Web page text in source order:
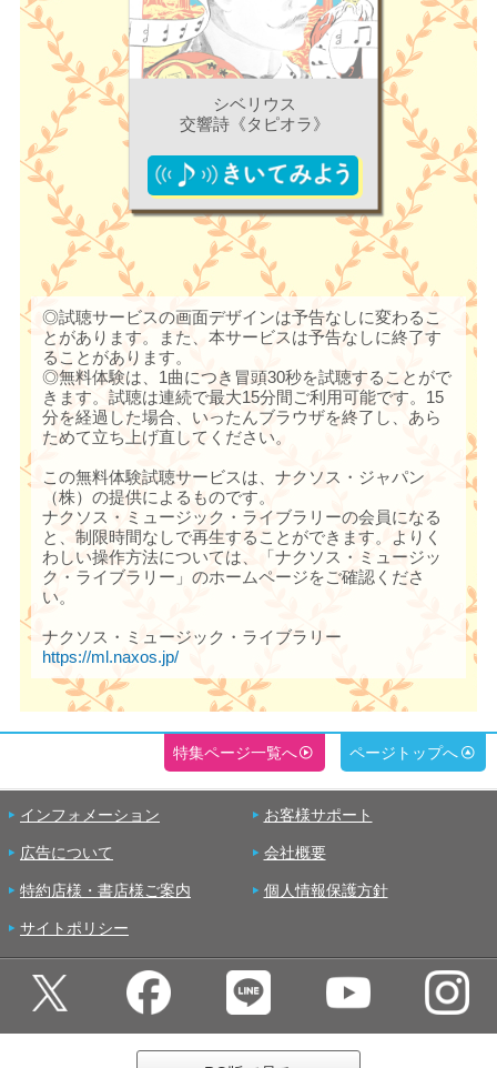
シベリウス
交響詩《タピオラ》
◎試聴サービスの画面デザインは予告なしに変わるこ
とがあります。また、本サービスは予告なしに終了す
ることがあります。
◎無料体験は、1曲につき冒頭30秒を試聴することがで
きます。試聴は連続で最大15分間ご利用可能です。15
分を経過した場合、いったんブラウザを終了し、あら
ためて立ち上げ直してください。
この無料体験試聴サービスは、ナクソス・ジャパン
（株）の提供によるものです。
ナクソス・ミュージック・ライブラリーの会員になる
と、制限時間なしで再生することができます。よりく
わしい操作方法については、「ナクソス・ミュージッ
ク・ライブラリー」のホームページをご確認くださ
い。
ナクソス・ミュージック・ライブラリー
https://ml.naxos.jp/
特集ページ一覧へ ページトップへ
インフォメーション お客様サポート
広告について 会社概要
特約店様・書店様ご案内 個人情報保護方針
サイトポリシー